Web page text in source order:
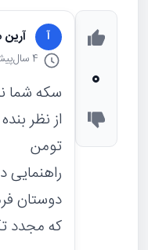
0
آ آرین
4 سال
سکه شما
تومن
دوستان
که مجدد